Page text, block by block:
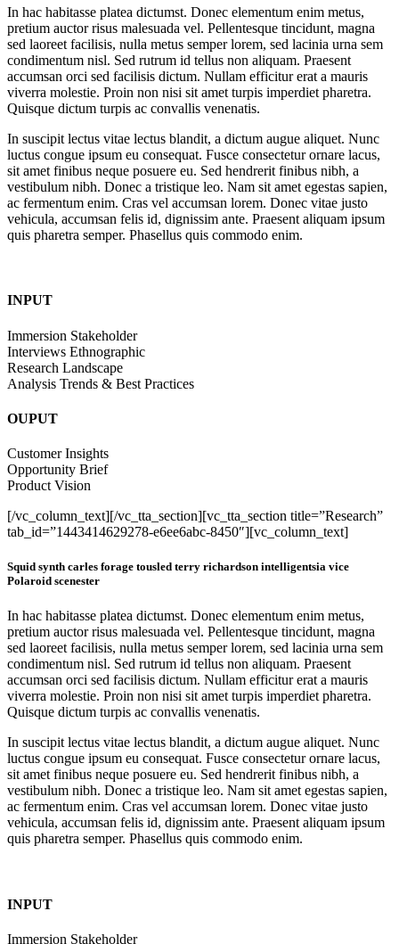
In hac habitasse platea dictumst. Donec elementum enim metus,
pretium auctor risus malesuada vel. Pellentesque tincidunt, magna
sed laoreet facilisis, nulla metus semper lorem, sed lacinia urna sem
condimentum nisl. Sed rutrum id tellus non aliquam. Praesent
accumsan orci sed facilisis dictum. Nullam efficitur erat a mauris
viverra molestie. Proin non nisi sit amet turpis imperdiet pharetra.
Quisque dictum turpis ac convallis venenatis.
In suscipit lectus vitae lectus blandit, a dictum augue aliquet. Nunc
luctus congue ipsum eu consequat. Fusce consectetur ornare lacus,
sit amet finibus neque posuere eu. Sed hendrerit finibus nibh, a
vestibulum nibh. Donec a tristique leo. Nam sit amet egestas sapien,
ac fermentum enim. Cras vel accumsan lorem. Donec vitae justo
vehicula, accumsan felis id, dignissim ante. Praesent aliquam ipsum
quis pharetra semper. Phasellus quis commodo enim.
INPUT
Immersion Stakeholder
Interviews Ethnographic
Research Landscape
Analysis Trends & Best Practices
OUPUT
Customer Insights
Opportunity Brief
Product Vision
[/vc_column_text][/vc_tta_section][vc_tta_section title=”Research”
tab_id=”1443414629278-e6ee6abc-8450″][vc_column_text]
Squid synth carles forage tousled terry richardson intelligentsia vice
Polaroid scenester
In hac habitasse platea dictumst. Donec elementum enim metus,
pretium auctor risus malesuada vel. Pellentesque tincidunt, magna
sed laoreet facilisis, nulla metus semper lorem, sed lacinia urna sem
condimentum nisl. Sed rutrum id tellus non aliquam. Praesent
accumsan orci sed facilisis dictum. Nullam efficitur erat a mauris
viverra molestie. Proin non nisi sit amet turpis imperdiet pharetra.
Quisque dictum turpis ac convallis venenatis.
In suscipit lectus vitae lectus blandit, a dictum augue aliquet. Nunc
luctus congue ipsum eu consequat. Fusce consectetur ornare lacus,
sit amet finibus neque posuere eu. Sed hendrerit finibus nibh, a
vestibulum nibh. Donec a tristique leo. Nam sit amet egestas sapien,
ac fermentum enim. Cras vel accumsan lorem. Donec vitae justo
vehicula, accumsan felis id, dignissim ante. Praesent aliquam ipsum
quis pharetra semper. Phasellus quis commodo enim.
INPUT
Immersion Stakeholder